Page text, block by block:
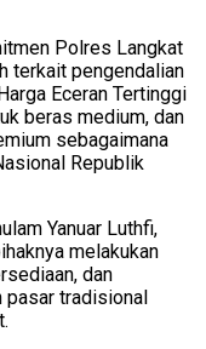
Polres Langkat
terkait pengendalian
Eceran Tertinggi
beras medium, dan
sebagaimana
Republik
Yanuar Luthfi,
melakukan
dan
pasar tradisional